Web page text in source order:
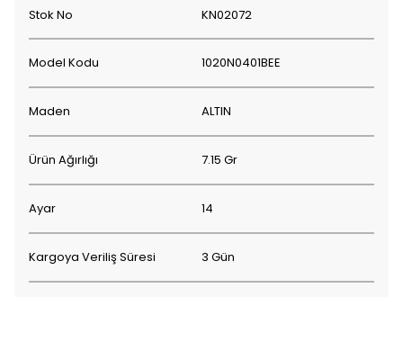
Stok No KN02072
Model Kodu 1020N0401BEE
Maden ALTIN
Ürün Ağırlığı 7.15 Gr
Ayar 14
Kargoya Veriliş Süresi 3 Gün